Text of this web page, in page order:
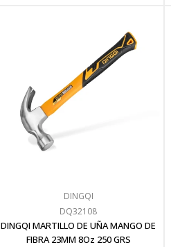
DINGQI
DQ32108
DINGQI MARTILLO DE UÑA MANGO DE
FIBRA 23MM 8Oz 250 GRS